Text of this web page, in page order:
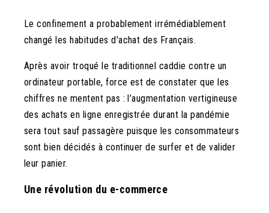
Le confinement a probablement irrémédiablement
changé les habitudes d'achat des Français.
Après avoir troqué le traditionnel caddie contre un
ordinateur portable, force est de constater que les
chiffres ne mentent pas : l’augmentation vertigineuse
des achats en ligne enregistrée durant la pandémie
sera tout sauf passagère puisque les consommateurs
sont bien décidés à continuer de surfer et de valider
leur panier.
Une révolution du e-commerce